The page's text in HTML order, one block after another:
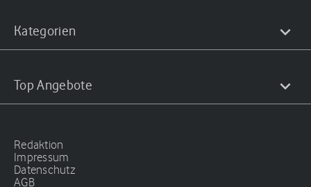
Kategorien
Top Angebote
Redaktion
Impressum
Datenschutz
AGB